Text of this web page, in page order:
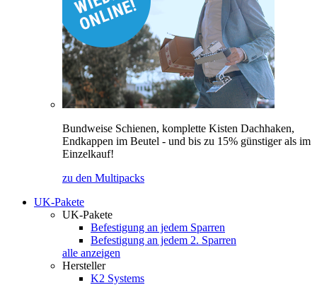
Bundweise Schienen, komplette Kisten Dachhaken,
Endkappen im Beutel - und bis zu 15% günstiger als im
Einzelkauf!
zu den Multipacks
UK-Pakete
UK-Pakete
Befestigung an jedem Sparren
Befestigung an jedem 2. Sparren
alle anzeigen
Hersteller
K2 Systems